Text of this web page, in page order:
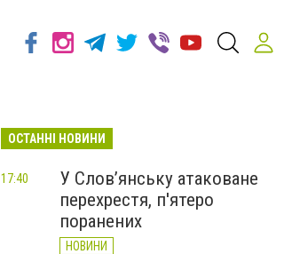
ОСТАННІ НОВИНИ
У Слов’янську атаковане
перехрестя, п'ятеро
поранених
НОВИНИ
17:40